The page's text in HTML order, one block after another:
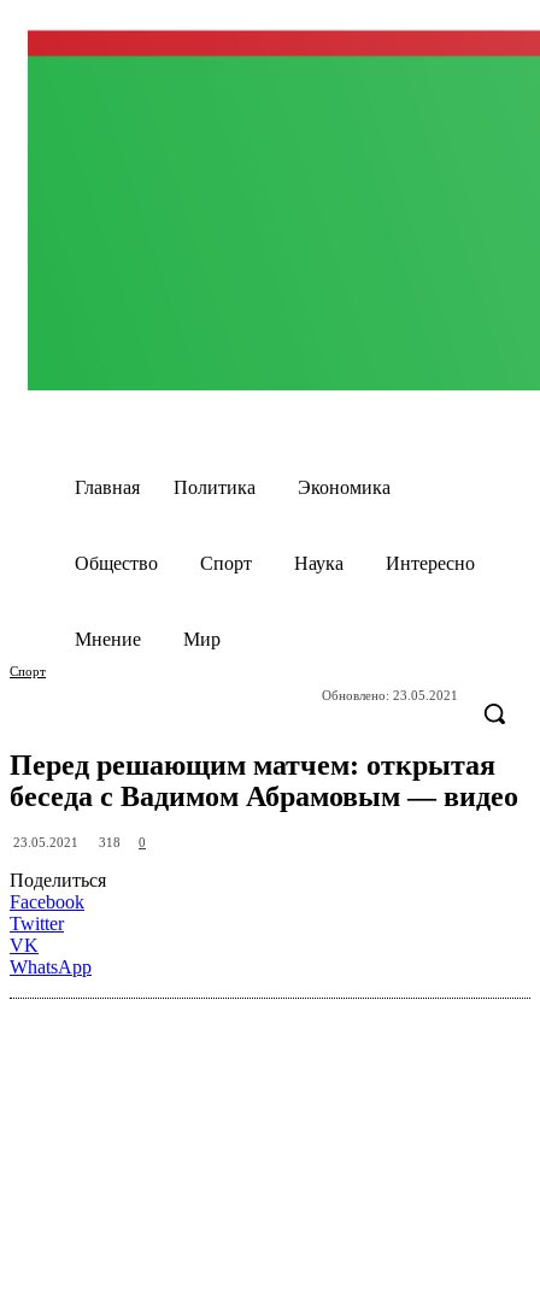
Главная Политика Экономика
Общество Спорт Наука Интересно
Мнение Мир
Спорт
Обновлено: 23.05.2021
Перед решающим матчем: открытая
беседа с Вадимом Абрамовым — видео
23.05.2021 318 0
Поделиться
Facebook
Twitter
VK
WhatsApp